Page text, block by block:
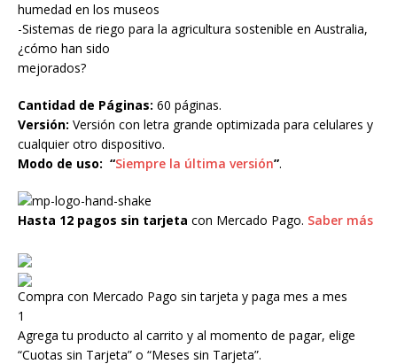
humedad en los museos
-Sistemas de riego para la agricultura sostenible en Australia,
¿cómo han sido
mejorados?
Cantidad de Páginas: 60 páginas.
Versión: Versión con letra grande optimizada para celulares y
cualquier otro dispositivo.
Modo de uso: “Siempre la última versión”.
Hasta 12 pagos sin tarjeta con Mercado Pago. Saber más
Compra con Mercado Pago sin tarjeta y paga mes a mes
1
Agrega tu producto al carrito y al momento de pagar, elige
“Cuotas sin Tarjeta” o “Meses sin Tarjeta”.